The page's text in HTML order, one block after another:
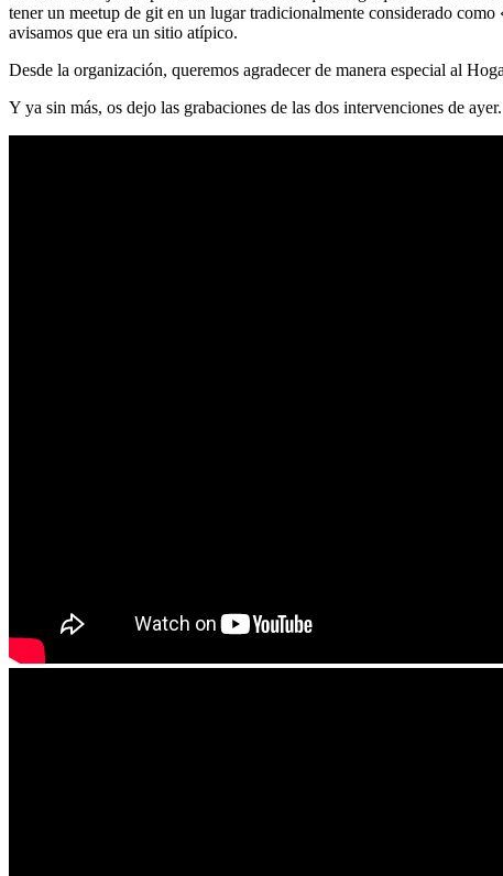
tener un meetup de git en un lugar tradicionalmente considerado
avisamos que era un sitio atípico.
Desde la organización, queremos agradecer de manera especial al
Y ya sin más, os dejo las grabaciones de las dos intervenciones de